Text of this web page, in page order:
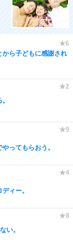
ら子どもに感謝され
ってもらおう。
ィー。
い。